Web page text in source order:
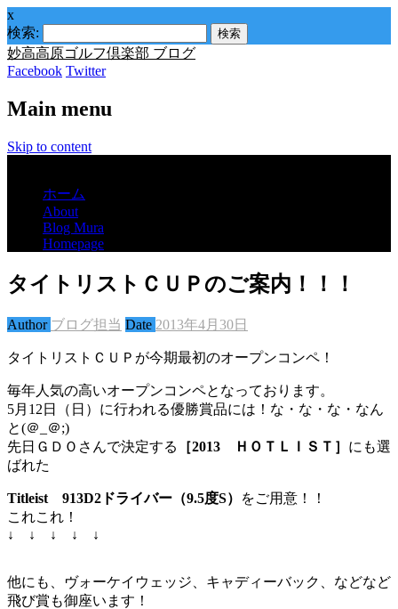
x
検索:
妙高高原ゴルフ倶楽部 ブログ
Facebook Twitter
Main menu
Skip to content
ホーム
About
Blog Mura
Homepage
タイトリストＣＵＰのご案内！！！
Author ブログ担当 Date 2013年4月30日
タイトリストＣＵＰが今期最初のオープンコンペ！
毎年人気の高いオープンコンペとなっております。
5月12日（日）に行われる優勝賞品には！な・な・な・なん
と(＠_＠;)
先日ＧＤＯさんで決定する
［2013 ＨＯＴＬＩＳＴ］ にも選
ばれた
Titleist 913D2ドライバー（9.5度S）
をご用意！！
これこれ！
↓ ↓ ↓ ↓ ↓
他にも、ヴォーケイウェッジ、キャディーバック、などなど
飛び賞も御座います！